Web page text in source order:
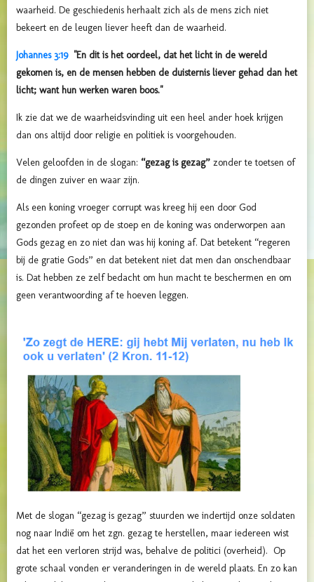
waarheid. De geschiedenis herhaalt zich als de mens zich niet
bekeert en de leugen liever heeft dan de waarheid.
Johannes 3:19"En dit is het oordeel, dat het licht in de wereld
gekomen is, en de mensen hebben de duisternis liever gehad dan het
licht; want hun werken waren boos."
Ik zie dat we de waarheidsvinding uit een heel ander hoek krijgen
dan ons altijd door religie en politiek is voorgehouden.
Velen geloofden in de slogan: “gezag is gezag” zonder te toetsen of
de dingen zuiver en waar zijn.
Als een koning vroeger corrupt was kreeg hij een door God
gezonden profeet op de stoep en de koning was onderworpen aan
Gods gezag en zo niet dan was hij koning af. Dat betekent “regeren
bij de gratie Gods” en dat betekent niet dat men dan onschendbaar
is. Dat hebben ze zelf bedacht om hun macht te beschermen en om
geen verantwoording af te hoeven leggen.
Met de slogan “gezag is gezag” stuurden we indertijd onze soldaten
nog naar Indië om het zgn. gezag te herstellen, maar iedereen wist
dat het een verloren strijd was, behalve de politici (overheid). Op
grote schaal vonden er veranderingen in de wereld plaats. En zo kan